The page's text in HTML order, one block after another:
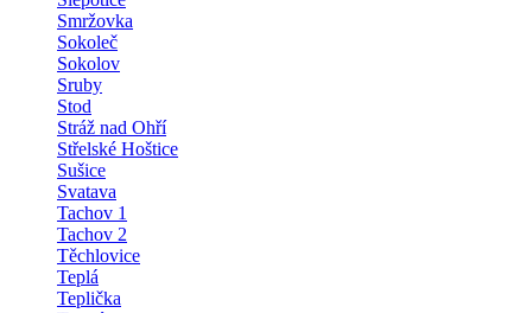
Smržovka
Sokoleč
Sokolov
Sruby
Stod
Stráž nad Ohří
Střelské Hoštice
Sušice
Svatava
Tachov 1
Tachov 2
Těchlovice
Teplá
Teplička